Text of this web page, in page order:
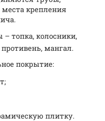
крепления
топка, колосники,
мангал.
покрытие:
плитку.